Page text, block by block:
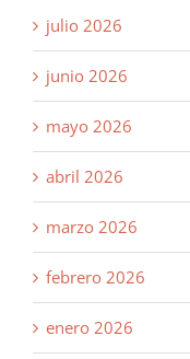
julio 2026
junio 2026
mayo 2026
abril 2026
marzo 2026
febrero 2026
enero 2026